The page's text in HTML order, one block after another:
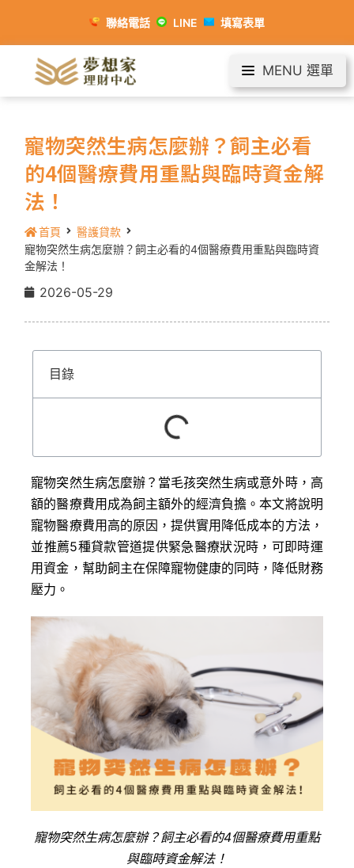
聯絡電話 LINE 填寫表單
MENU 選單
寵物突然生病怎麼辦？飼主必看
的4個醫療費用重點與臨時資金解
法！
首頁
醫護貸款
寵物突然生病怎麼辦？飼主必看的4個醫療費用重點與臨時資
金解法！
2026-05-29
目錄
寵物突然生病怎麼辦？當毛孩突然生病或意外時，高
額的醫療費用成為飼主額外的經濟負擔。本文將說明
寵物醫療費用高的原因，提供實用降低成本的方法，
並推薦5種貸款管道提供緊急醫療狀況時，可即時運
用資金，幫助飼主在保障寵物健康的同時，降低財務
壓力。
寵物突然生病怎麼辦？飼主必看的4個醫療費用重點
與臨時資金解法！